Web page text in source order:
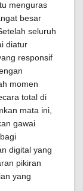
menguras
besar
seluruh
diatur
responsif
momen
total di
mata ini,
gawai
digital yang
pikiran
yang